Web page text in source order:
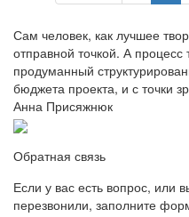
Сам человек, как лучшее
отправной точкой. А процесс
продуманный
бюджета проекта, и с точки
Анна Присяжнюк
Обратная связь
Если у вас есть вопрос, или
перезвонили, заполните